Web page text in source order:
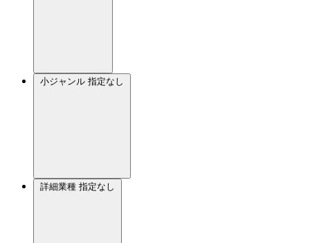
小ジャンル 指定なし
詳細業種 指定なし